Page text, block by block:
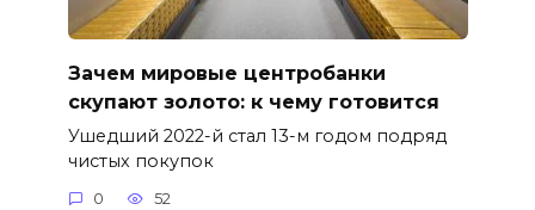
Зачем мировые центробанки
скупают золото: к чему готовится
Ушедший 2022-й стал 13-м годом подряд
чистых покупок
0 52